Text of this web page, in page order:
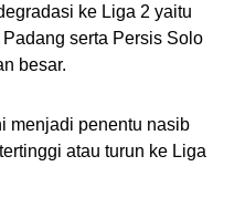
ke Liga 2 yaitu
serta Persis Solo
besar.
menjadi penentu nasib
atau turun ke Liga